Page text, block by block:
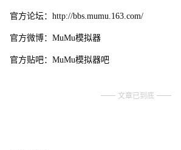
官方论坛：http://bbs.mumu.163.com/
官方微博：MuMu模拟器
官方贴吧：MuMu模拟器吧
文章已到底